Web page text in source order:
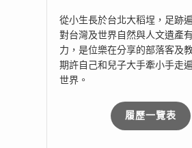
從小生長於台北大稻埕，足跡
對台灣及世界自然與人文遺產
力，是位樂在分享的部落客及
期許自己和兒子大手牽小手走
世界。
履歷一覽表